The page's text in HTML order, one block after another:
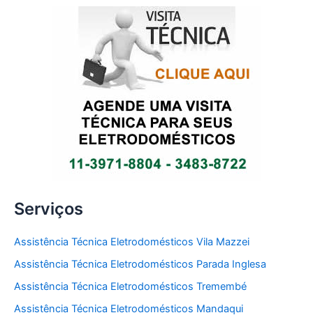
Serviços
Assistência Técnica Eletrodomésticos Vila Mazzei
Assistência Técnica Eletrodomésticos Parada Inglesa
Assistência Técnica Eletrodomésticos Tremembé
Assistência Técnica Eletrodomésticos Mandaqui